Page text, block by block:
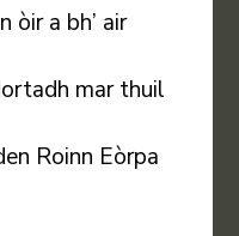
òir a bh’ air
mar thuil
Roinn Eòrpa